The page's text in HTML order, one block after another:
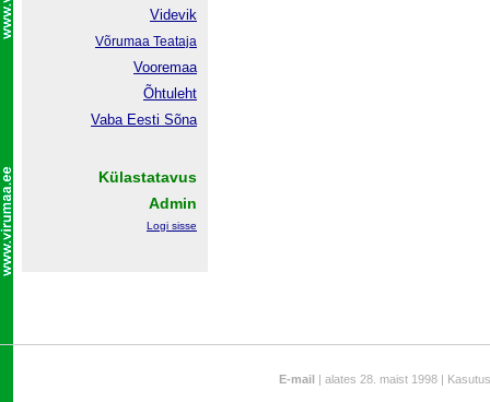
Videvik
Võrumaa Teataja
Vooremaa
Õhtuleht
Vaba Eesti Sõna
Külastatavus
Admin
Logi sisse
E-mail | alates 28. maist 1998 |